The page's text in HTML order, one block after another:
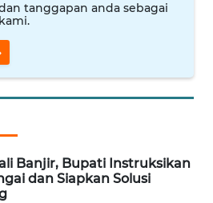
tanggapan anda sebagai
Banjir, Bupati Instruksikan
dan Siapkan Solusi